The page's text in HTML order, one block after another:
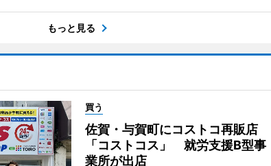
もっと見る
買う
佐賀・与賀町にコストコ再販店
「コストコス」 就労支援B型事
業所が出店